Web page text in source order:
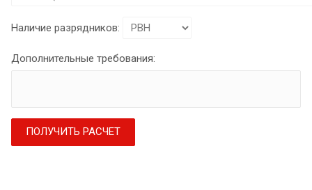
Наличие разрядников:
Дополнительные требования:
ПОЛУЧИТЬ РАСЧЕТ